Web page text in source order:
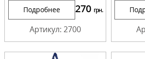
Подробнее 270 грн.
Артикул: 2700